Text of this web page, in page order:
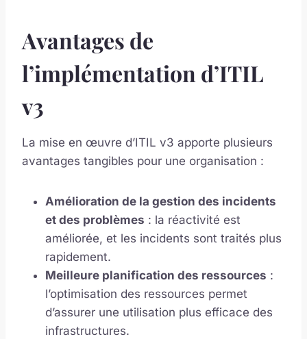
Avantages de
l’implémentation d’ITIL
v3
La mise en œuvre d’ITIL v3 apporte plusieurs
avantages tangibles pour une organisation :
Amélioration de la gestion des incidents
et des problèmes : la réactivité est
améliorée, et les incidents sont traités plus
rapidement.
Meilleure planification des ressources :
l’optimisation des ressources permet
d’assurer une utilisation plus efficace des
infrastructures.